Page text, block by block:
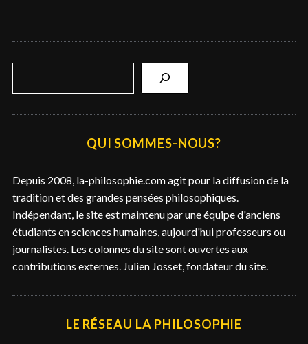
QUI SOMMES-NOUS?
Depuis 2008, la-philosophie.com agit pour la diffusion de la
tradition et des grandes pensées philosophiques.
Indépendant, le site est maintenu par une équipe d'anciens
étudiants en sciences humaines, aujourd'hui professeurs ou
journalistes. Les colonnes du site sont ouvertes aux
contributions externes. Julien Josset, fondateur du site.
LE RÉSEAU LA PHILOSOPHIE